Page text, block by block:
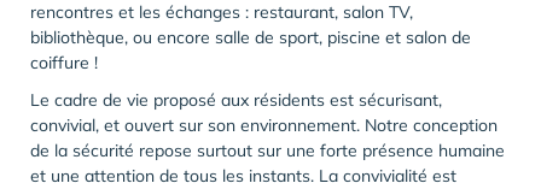
rencontres et les échanges : restaurant, salon TV,
bibliothèque, ou encore salle de sport, piscine et salon de
coiffure !
Le cadre de vie proposé aux résidents est sécurisant,
convivial, et ouvert sur son environnement. Notre conception
de la sécurité repose surtout sur une forte présence humaine
et une attention de tous les instants. La convivialité est